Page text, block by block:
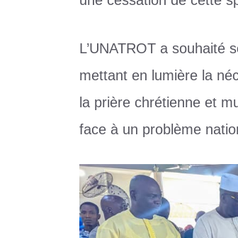
L’UNATROT a souhaité
mettant en lumière la
la prière chrétienne et
face à un problème